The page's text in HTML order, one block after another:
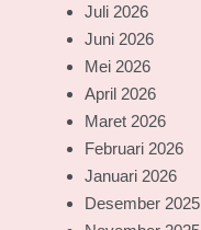
Juli 2026
Juni 2026
Mei 2026
April 2026
Maret 2026
Februari 2026
Januari 2026
Desember 2025